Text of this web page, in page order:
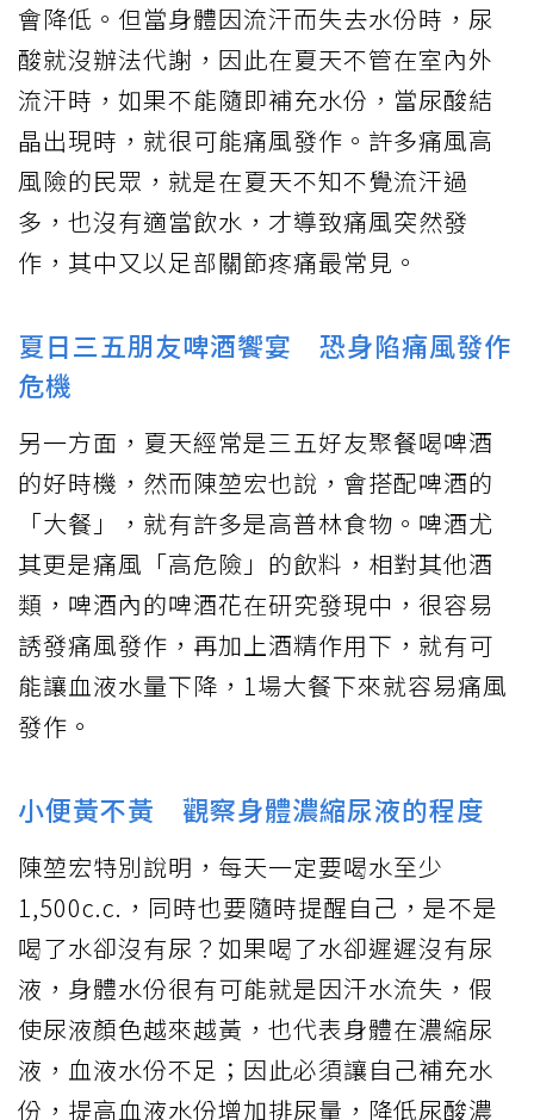
會降低。但當身體因流汗而失去水份時，尿
酸就沒辦法代謝，因此在夏天不管在室內外
流汗時，如果不能隨即補充水份，當尿酸結
晶出現時，就很可能痛風發作。許多痛風高
風險的民眾，就是在夏天不知不覺流汗過
多，也沒有適當飲水，才導致痛風突然發
作，其中又以足部關節疼痛最常見。
夏日三五朋友啤酒饗宴 恐身陷痛風發作
危機
另一方面，夏天經常是三五好友聚餐喝啤酒
的好時機，然而陳堃宏也說，會搭配啤酒的
「大餐」，就有許多是高普林食物。啤酒尤
其更是痛風「高危險」的飲料，相對其他酒
類，啤酒內的啤酒花在研究發現中，很容易
誘發痛風發作，再加上酒精作用下，就有可
能讓血液水量下降，1場大餐下來就容易痛風
發作。
小便黃不黃 觀察身體濃縮尿液的程度
陳堃宏特別說明，每天一定要喝水至少
1,500c.c.，同時也要隨時提醒自己，是不是
喝了水卻沒有尿？如果喝了水卻遲遲沒有尿
液，身體水份很有可能就是因汗水流失，假
使尿液顏色越來越黃，也代表身體在濃縮尿
液，血液水份不足；因此必須讓自己補充水
份，提高血液水份增加排尿量，降低尿酸濃